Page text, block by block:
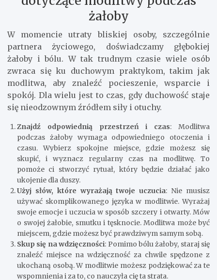
żałoby
W momencie utraty bliskiej osoby, szczególnie
partnera życiowego, doświadczamy głębokiej
żałoby i bólu. W tak trudnym czasie wiele osób
zwraca się ku duchowym praktykom, takim jak
modlitwa, aby znaleźć pocieszenie, wsparcie i
spokój. Dla wielu jest to czas, gdy duchowość staje
się nieodzownym źródłem siły i otuchy.
Znajdź odpowiednią przestrzeń i czas: Modlitwa
podczas żałoby wymaga odpowiedniego otoczenia i
czasu. Wybierz spokojne miejsce, gdzie możesz się
skupić, i wyznacz regularny czas na modlitwę. To
pomoże ci stworzyć rytuał, który będzie działać jako
ukojenie dla duszy.
Użyj słów, które wyrażają twoje uczucia: Nie musisz
używać skomplikowanego języka w modlitwie. Wyrażaj
swoje emocje i uczucia w sposób szczery i otwarty. Mów
o swojej żałobie, smutku i tęsknocie. Modlitwa może być
miejscem, gdzie możesz być prawdziwym samym sobą.
Skup się na wdzięczności: Pomimo bólu żałoby, staraj się
znaleźć miejsce na wdzięczność za chwile spędzone z
ukochaną osobą. W modlitwie możesz podziękować za te
wspomnienia i za to, co nauczyła cię ta strata.